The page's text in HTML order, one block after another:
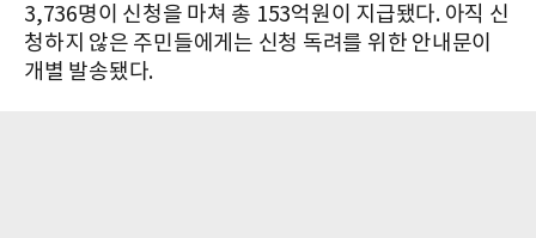
3,736명이 신청을 마쳐 총 153억원이 지급됐다. 아직 신
청하지 않은 주민들에게는 신청 독려를 위한 안내문이
개별 발송됐다.